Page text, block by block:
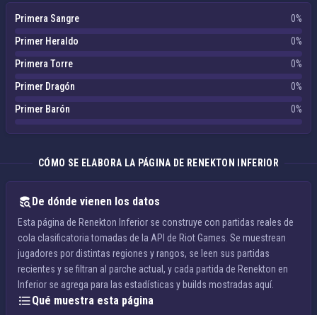
Primera Sangre
0%
Primer Heraldo
0%
Primera Torre
0%
Primer Dragón
0%
Primer Barón
0%
CÓMO SE ELABORA LA PÁGINA DE RENEKTON INFERIOR
De dónde vienen los datos
Esta página de Renekton Inferior se construye con partidas reales de
cola clasificatoria tomadas de la API de Riot Games. Se muestrean
jugadores por distintas regiones y rangos, se leen sus partidas
recientes y se filtran al parche actual, y cada partida de Renekton en
Inferior se agrega para las estadísticas y builds mostradas aquí.
Qué muestra esta página